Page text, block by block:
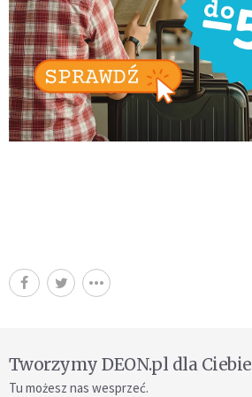
Tworzymy DEON.pl dla Ciebie
Tu możesz nas wesprzeć.